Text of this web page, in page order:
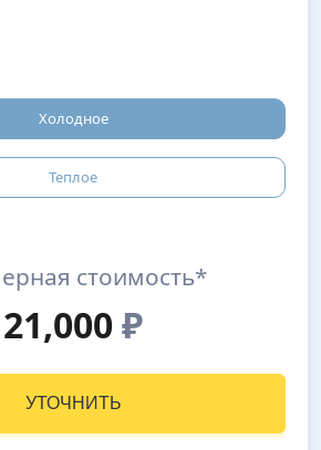
Холодное
Теплое
стоимость*
21,000₽
УТОЧНИТЬ